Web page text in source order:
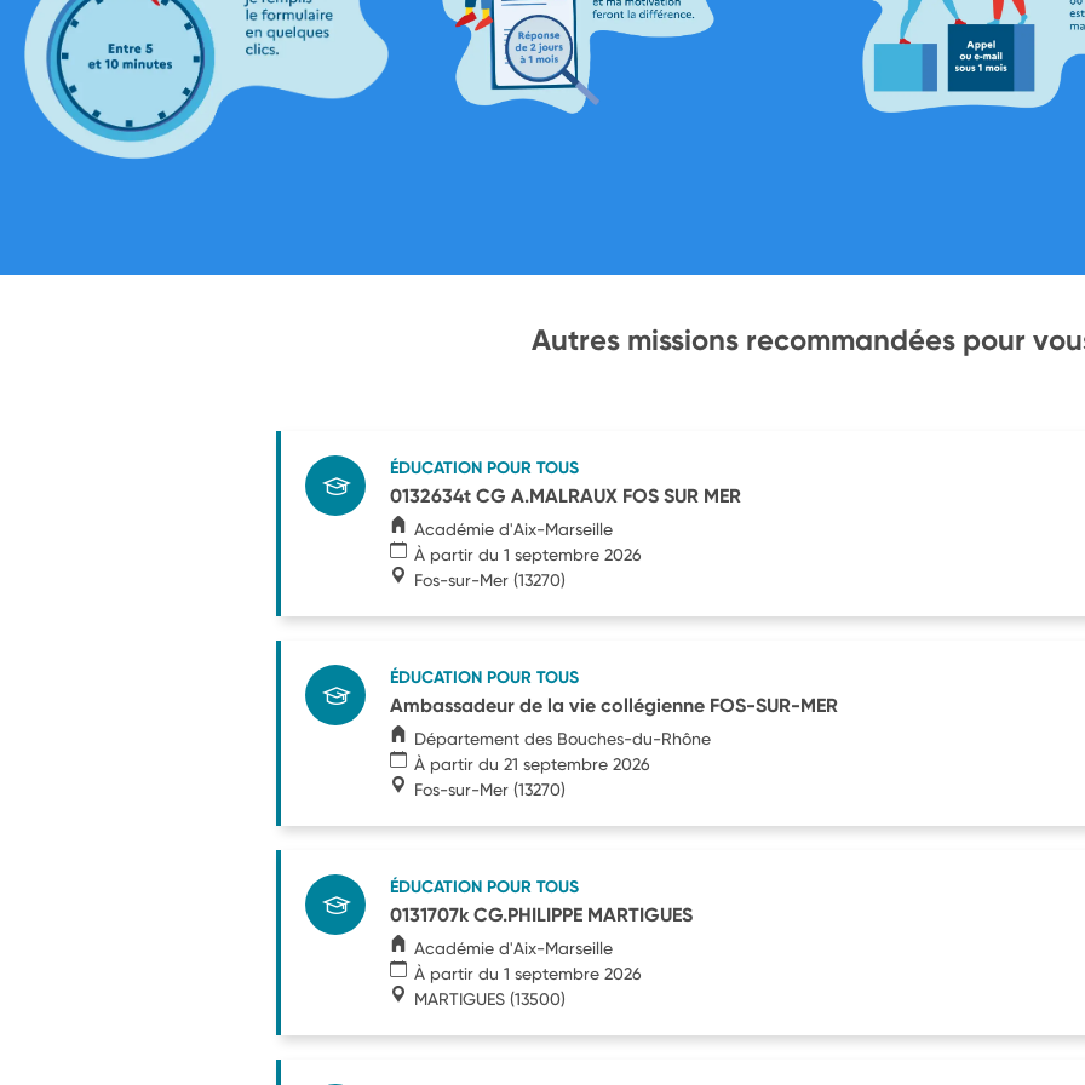
Autres missions recommandées pour
ÉDUCATION POUR TOUS
0132634t CG A.MALRAUX FOS SUR MER
Académie d'Aix-Marseille
À partir du 1 septembre 2026
Fos-sur-Mer (13270)
ÉDUCATION POUR TOUS
Ambassadeur de la vie collégienne FOS-SUR-MER
Département des Bouches-du-Rhône
À partir du 21 septembre 2026
Fos-sur-Mer (13270)
ÉDUCATION POUR TOUS
0131707k CG.PHILIPPE MARTIGUES
Académie d'Aix-Marseille
À partir du 1 septembre 2026
MARTIGUES (13500)